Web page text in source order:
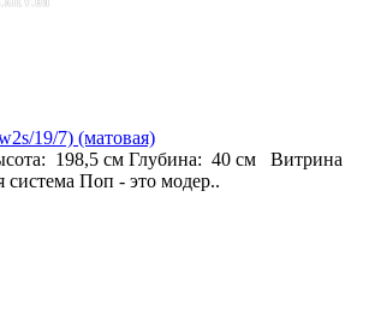
19/7) (матовая)
198,5 см Глубина: 40 см Витрина
система Поп - это модер..